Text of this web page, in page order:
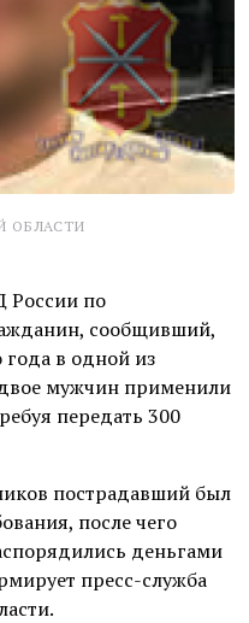
ОБЛАСТИ
России по
сообщивший,
в одной из
мужчин применили
передать 300
пострадавший был
после чего
деньгами
пресс-служба